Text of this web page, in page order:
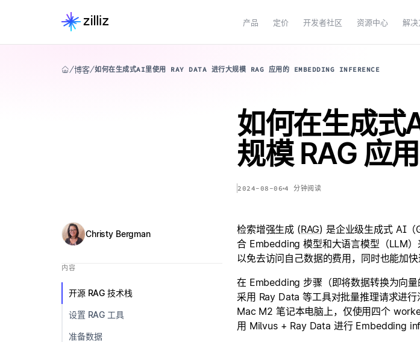
产品 定价 开发者社区 资源中心 解决
博客 如何在生成式AI里使用 RAY DATA 进行大规模 RAG 应用的 EMBEDDING INFERENCE
如何在生成式
规模 RAG 应
2024-08-06 4 分钟阅读
Christy Bergman
内容
开源 RAG 技术栈
设置 RAG 工具
准备数据
检索增强生成 (RAG) 是企业级生成式 AI（
合 Embedding 模型和大语言模型（LLM
以免去访问自己数据的费用，同时也能加快
在 Embedding 步骤（即将数据转换为向量
采用 Ray Data 等工具对批量推理请求进
Mac M2 笔记本电脑上，仅使用四个
用 Milvus + Ray Data 进行 Embedding